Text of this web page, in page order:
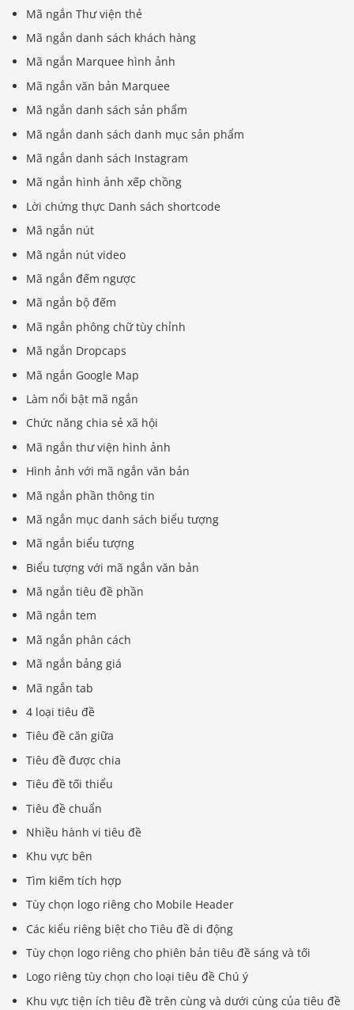
Mã ngắn Thư viện thẻ
Mã ngắn danh sách khách hàng
Mã ngắn Marquee hình ảnh
Mã ngắn văn bản Marquee
Mã ngắn danh sách sản phẩm
Mã ngắn danh sách danh mục sản phẩm
Mã ngắn danh sách Instagram
Mã ngắn hình ảnh xếp chồng
Lời chứng thực Danh sách shortcode
Mã ngắn nút
Mã ngắn nút video
Mã ngắn đếm ngược
Mã ngắn bộ đếm
Mã ngắn phông chữ tùy chỉnh
Mã ngắn Dropcaps
Mã ngắn Google Map
Làm nổi bật mã ngắn
Chức năng chia sẻ xã hội
Mã ngắn thư viện hình ảnh
Hình ảnh với mã ngắn văn bản
Mã ngắn phần thông tin
Mã ngắn mục danh sách biểu tượng
Mã ngắn biểu tượng
Biểu tượng với mã ngắn văn bản
Mã ngắn tiêu đề phần
Mã ngắn tem
Mã ngắn phân cách
Mã ngắn bảng giá
Mã ngắn tab
4 loại tiêu đề
Tiêu đề căn giữa
Tiêu đề được chia
Tiêu đề tối thiểu
Tiêu đề chuẩn
Nhiều hành vi tiêu đề
Khu vực bên
Tìm kiếm tích hợp
Tùy chọn logo riêng cho Mobile Header
Các kiểu riêng biệt cho Tiêu đề di động
Tùy chọn logo riêng cho phiên bản tiêu đề sáng và tối
Logo riêng tùy chọn cho loại tiêu đề Chú ý
Khu vực tiện ích tiêu đề trên cùng và dưới cùng của tiêu đề